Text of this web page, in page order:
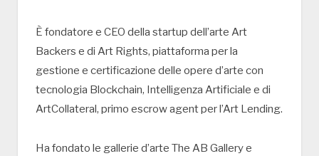
È fondatore e CEO della startup dell’arte Art
Backers e di Art Rights, piattaforma per la
gestione e certificazione delle opere d’arte con
tecnologia Blockchain, Intelligenza Artificiale e di
ArtCollateral, primo escrow agent per l’Art Lending.
Ha fondato le gallerie d’arte The AB Gallery e